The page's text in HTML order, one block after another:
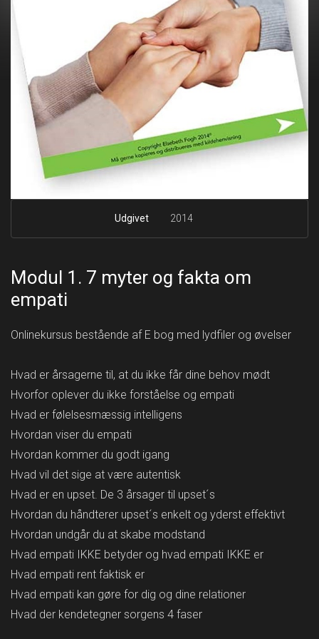
Udgivet 2014
Modul 1. 7 myter og fakta om
empati
Onlinekursus bestående af E bog med lydfiler og øvelser
Hvad er årsagerne til, at du ikke får dine behov mødt
Hvorfor oplever du ikke forståelse og empati
Hvad er følelsesmæssig intelligens
Hvordan viser du empati
Hvordan kommer du godt igang
Hvad vil det sige at være autentisk
Hvad er en upset. De 3 årsager til upset´s
Hvordan du håndterer upset´s enkelt og yderst effektivt
Hvordan undgår du at skabe modstand
Hvad empati IKKE betyder og hvad empati IKKE er
Hvad empati rent faktisk er
Hvad empati kan gøre for dig og dine relationer
Hvad der kendetegner sorgens 4 faser